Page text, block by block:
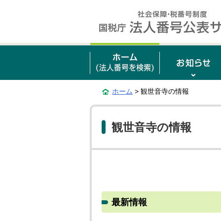
ホーム > 観世音寺の情報
観世音寺の情報
最新情報